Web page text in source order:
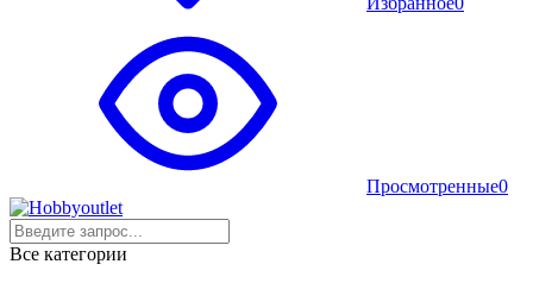
Просмотренные0
Все категории